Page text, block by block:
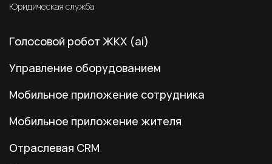
Юридическая служба
Голосовой робот ЖКХ (ai)
Управление оборудованием
Мобильное приложение сотрудника
Мобильное приложение жителя
Отраслевая CRM